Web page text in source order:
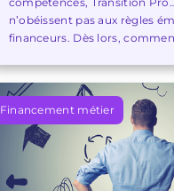
n’obéissent pas aux règles
financeurs. Dès lors,
Financement métier